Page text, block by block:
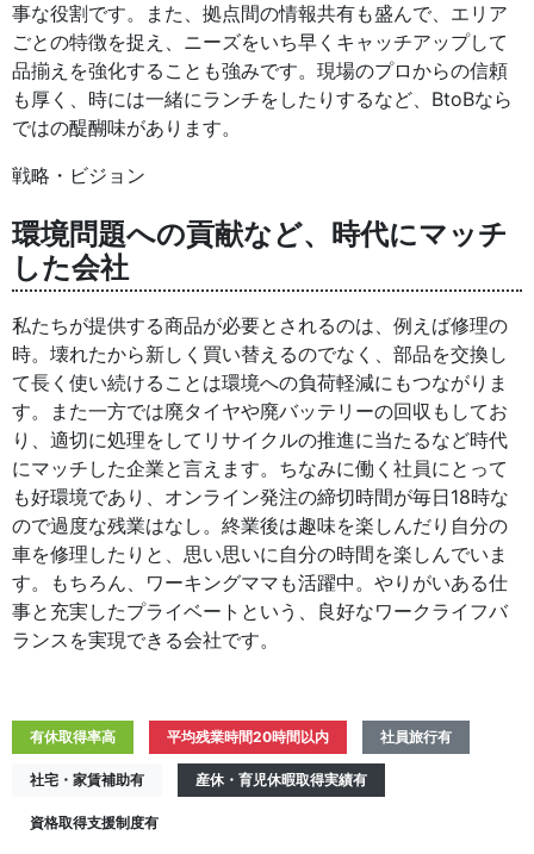
事な役割です。また、拠点間の情報共有も盛んで、エリア
ごとの特徴を捉え、ニーズをいち早くキャッチアップして
品揃えを強化することも強みです。現場のプロからの信頼
も厚く、時には一緒にランチをしたりするなど、BtoBなら
ではの醍醐味があります。
戦略・ビジョン
環境問題への貢献など、時代にマッチ
した会社
私たちが提供する商品が必要とされるのは、例えば修理の
時。壊れたから新しく買い替えるのでなく、部品を交換し
て長く使い続けることは環境への負荷軽減にもつながりま
す。また一方では廃タイヤや廃バッテリーの回収もしてお
り、適切に処理をしてリサイクルの推進に当たるなど時代
にマッチした企業と言えます。ちなみに働く社員にとって
も好環境であり、オンライン発注の締切時間が毎日18時な
ので過度な残業はなし。終業後は趣味を楽しんだり自分の
車を修理したりと、思い思いに自分の時間を楽しんでいま
す。もちろん、ワーキングママも活躍中。やりがいある仕
事と充実したプライベートという、良好なワークライフバ
ランスを実現できる会社です。
有休取得率高 平均残業時間20時間以内 社員旅行有
社宅・家賃補助有 産休・育児休暇取得実績有
資格取得支援制度有